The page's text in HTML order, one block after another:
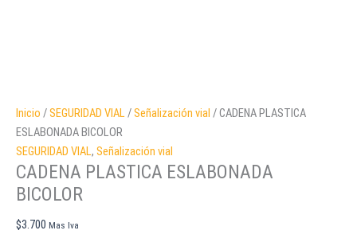
Inicio /SEGURIDAD VIAL/Señalización vial / CADENA PLASTICA
ESLABONADA BICOLOR
SEGURIDAD VIAL, Señalización vial
CADENA PLASTICA ESLABONADA
BICOLOR
$3.700 Mas Iva